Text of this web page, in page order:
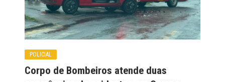
POLICIAL
Corpo de Bombeiros atende duas